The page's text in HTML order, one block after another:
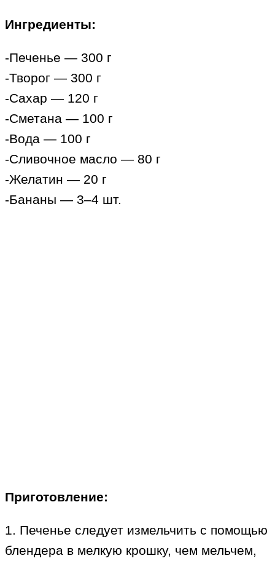
Ингредиенты:
-Печенье — 300 г
-Творог — 300 г
-Сахар — 120 г
-Сметана — 100 г
-Вода — 100 г
-Сливочное масло — 80 г
-Желатин — 20 г
-Бананы — 3–4 шт.
Приготовление:
1. Печенье следует измельчить с помощью
блендера в мелкую крошку, чем мельчем,